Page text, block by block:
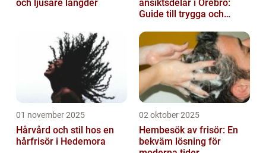
och ljusare längder
ansiktsdelar i Örebro:
Guide till trygga och
01 november 2025
Hårvård och stil hos en
hårfrisör i Hedemora
02 oktober 2025
Hembesök av frisör: En
bekväm lösning för